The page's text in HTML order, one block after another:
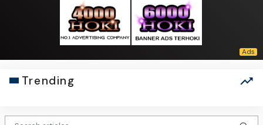
Trending